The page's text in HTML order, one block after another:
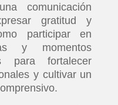
comunicación
gratitud y
participar en
y momentos
para fortalecer
y cultivar un